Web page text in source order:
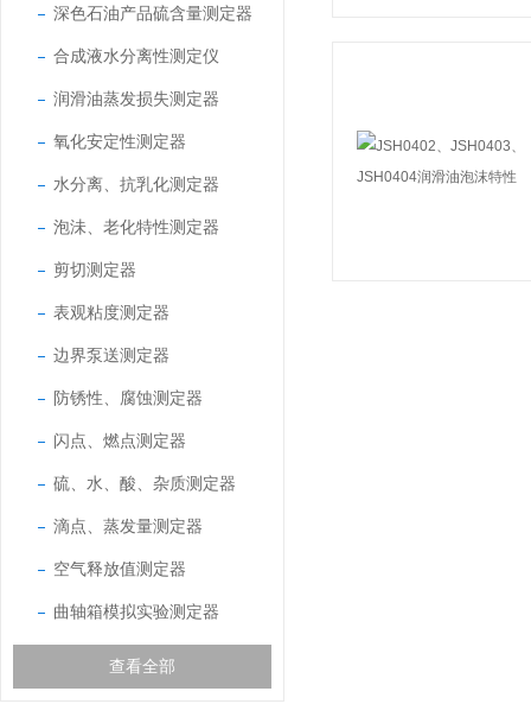
深色石油产品硫含量测定器
合成液水分离性测定仪
润滑油蒸发损失测定器
氧化安定性测定器
水分离、抗乳化测定器
泡沬、老化特性测定器
剪切测定器
表观粘度测定器
边界泵送测定器
防锈性、腐蚀测定器
闪点、燃点测定器
硫、水、酸、杂质测定器
滴点、蒸发量测定器
空气释放值测定器
曲轴箱模拟实验测定器
查看全部